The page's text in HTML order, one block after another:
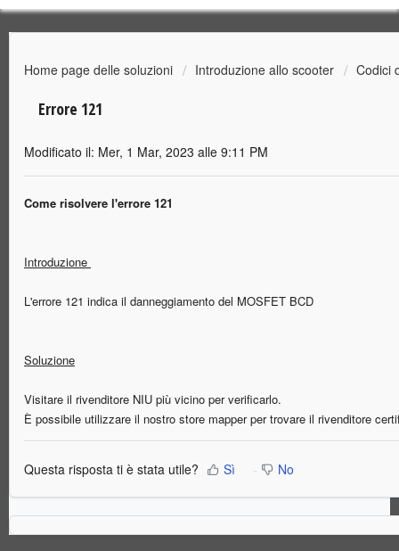
Home page delle soluzioni Introduzione allo scooter Codici
Errore 121
Modificato il: Mer, 1 Mar, 2023 alle 9:11 PM
Come risolvere l'errore 121
Introduzione
L'errore 121 indica il danneggiamento del MOSFET BCD
Soluzione
Visitare il rivenditore NIU più vicino per verificarlo.
È possibile utilizzare il nostro store mapper per trovare il rivenditore
Questa risposta ti è stata utile? Sì No